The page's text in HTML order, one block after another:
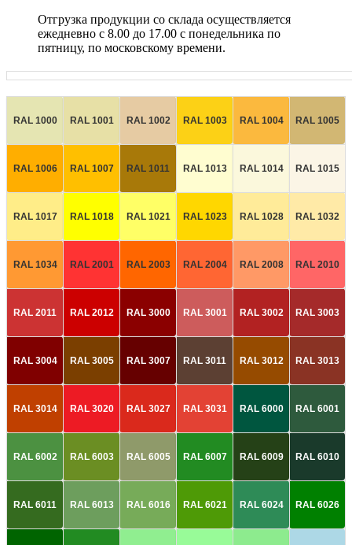
Отгрузка продукции со склада осуществляется
ежедневно с 8.00 до 17.00 с понедельника по
пятницу, по московскому времени.
RAL 1000 RAL 1001 RAL 1002 RAL 1003 RAL 1004 RAL 1005
RAL 1006 RAL 1007 RAL 1011 RAL 1013 RAL 1014 RAL 1015
RAL 1017 RAL 1018 RAL 1021 RAL 1023 RAL 1028 RAL 1032
RAL 1034 RAL 2001 RAL 2003 RAL 2004 RAL 2008 RAL 2010
RAL 2011 RAL 2012 RAL 3000 RAL 3001 RAL 3002 RAL 3003
RAL 3004 RAL 3005 RAL 3007 RAL 3011 RAL 3012 RAL 3013
RAL 3014 RAL 3020 RAL 3027 RAL 3031 RAL 6000 RAL 6001
RAL 6002 RAL 6003 RAL 6005 RAL 6007 RAL 6009 RAL 6010
RAL 6011 RAL 6013 RAL 6016 RAL 6021 RAL 6024 RAL 6026